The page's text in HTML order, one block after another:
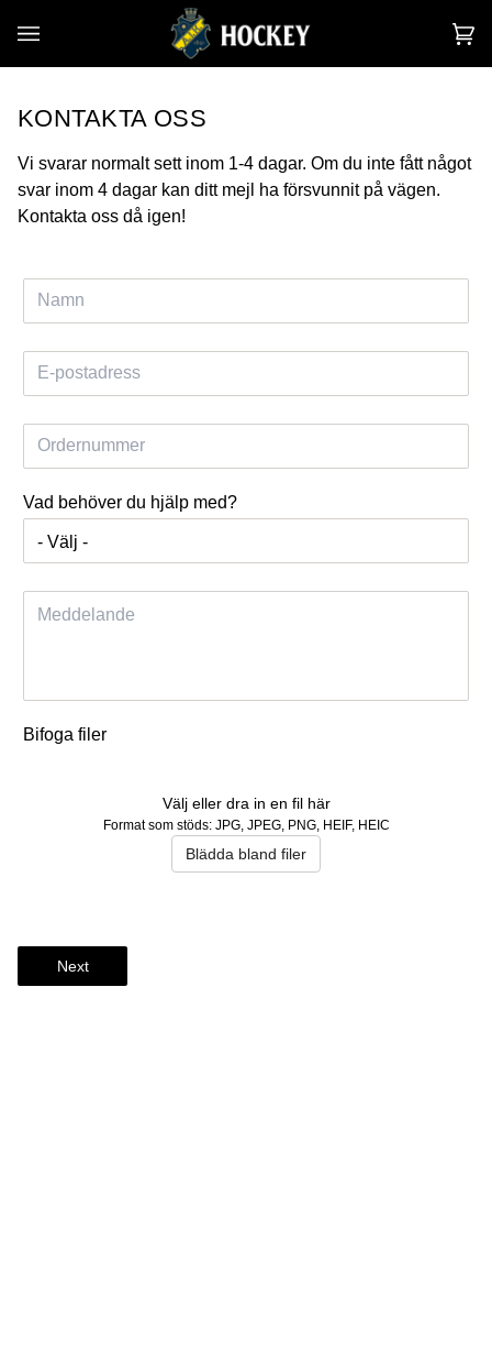
innehållet
KONTAKTA OSS
Vi svarar normalt sett inom 1-4 dagar. Om du inte fått något
svar inom 4 dagar kan ditt mejl ha försvunnit på vägen.
Kontakta oss då igen!
Vad behöver du hjälp med?
Bifoga filer
Välj eller dra in en fil här
Format som stöds: JPG, JPEG, PNG, HEIF, HEIC
Blädda bland filer
Next